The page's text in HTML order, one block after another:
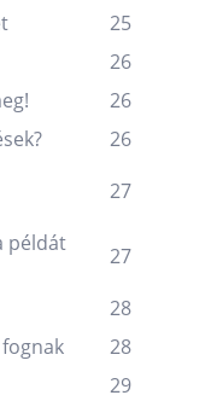
25
26
26
26
27
példát
27
28
28
29